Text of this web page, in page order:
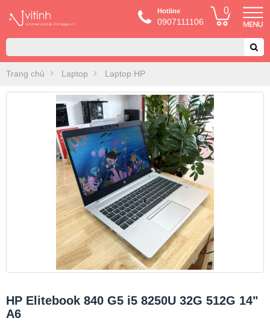
Hotline
0907111106
0
Trang chủ Laptop Laptop HP
HP Elitebook 840 G5 i5 8250U 32G 512G 14"
A6